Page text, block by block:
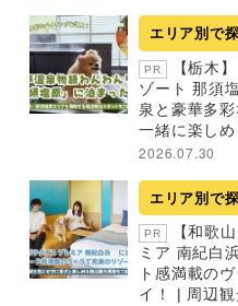
エリア別で
PR
【栃木
ゾート 那須
泉と豪華多
一緒に楽し
2026.07.30
エリア別で
PR
【和歌
ミア 南紀白
ト感満載の
イ！ | 周辺